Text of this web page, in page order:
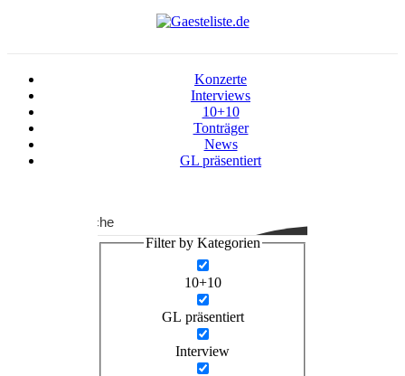
Konzerte
Interviews
10+10
Tonträger
News
GL präsentiert
Suche
Filter by Kategorien
10+10
GL präsentiert
Interview